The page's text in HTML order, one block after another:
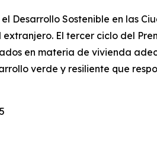
Desarrollo Sostenible en las
El tercer ciclo del
en materia de vivienda
verde y resiliente que